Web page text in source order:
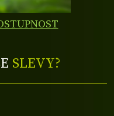
SLEVY?